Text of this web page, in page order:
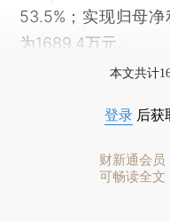
53.5%；实现归母
为1689.4万元。
本文共计
登录 后获
财新通会员
可畅读全文